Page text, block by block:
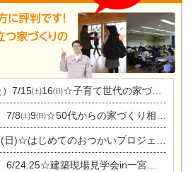
15㈯16㈰☆子育て世代の家づくり相談会
8㈯9㈰☆50代からの家づくり相談会
)☆はじめてのおつかいプロジェクト
建築現場見学会in一宮市木曽川町